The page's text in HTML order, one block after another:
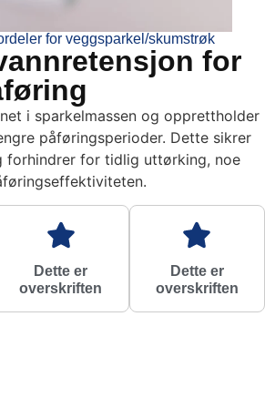
for veggsparkel/skumstrøk
for
i sparkelmassen og opprettholder
påføringsperioder. Dette sikrer
forhindrer for tidlig uttørking, noe
Dette er
overskriften
Dette er
overskriften